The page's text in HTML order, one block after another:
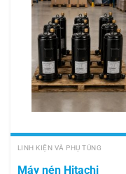
LINH KIỆN VÀ PHỤ TÙNG
Máy nén Hitachi